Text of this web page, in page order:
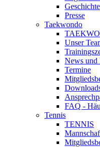
Geschichte
Presse
Taekwondo
Unser
News und
Termine
FAQ -
Tennis
TENNIS